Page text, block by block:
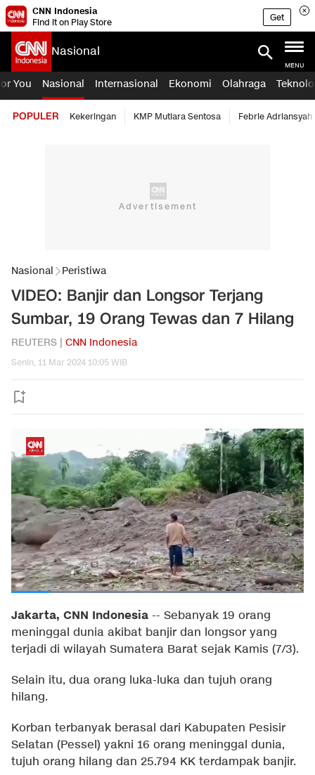
CNN Indonesia
Find it on Play Store
Get
Nasional
MENU
You Nasional Internasional Ekonomi Olahraga
POPULER Kekeringan KMP Mutiara Sentosa Febrie Adriansyah
Nasional Peristiwa
VIDEO: Banjir dan Longsor Terjang
Sumbar, 19 Orang Tewas dan 7 Hilang
REUTERS | CNN Indonesia
Senin, 11 Mar 2024 10:05 WIB
Jakarta, CNN Indonesia -- Sebanyak 19 orang
meninggal dunia akibat banjir dan longsor yang
terjadi di wilayah Sumatera Barat sejak Kamis (7/3).
Selain itu, dua orang luka-luka dan tujuh orang
hilang.
Korban terbanyak berasal dari Kabupaten Pesisir
Selatan (Pessel) yakni 16 orang meninggal dunia,
tujuh orang hilang dan 25.794 KK terdampak banjir.